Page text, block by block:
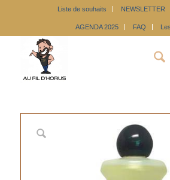
Liste de souhaits NEWSLETTER
AGENDA 2025 FAQ